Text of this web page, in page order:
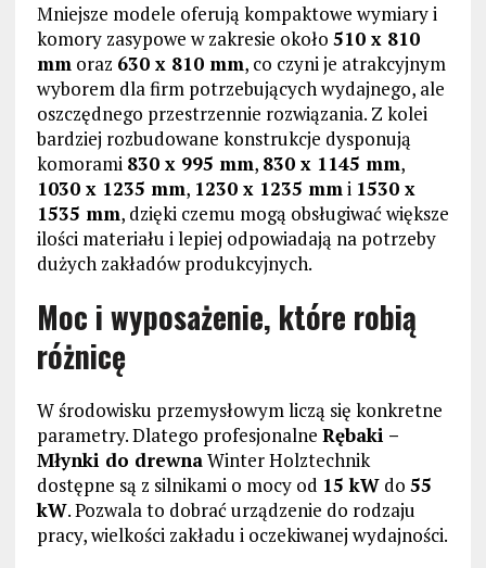
Mniejsze modele oferują kompaktowe wymiary i
komory zasypowe w zakresie około 510 x 810
mmoraz 630 x 810 mm, co czyni je atrakcyjnym
wyborem dla firm potrzebujących wydajnego, ale
oszczędnego przestrzennie rozwiązania. Z kolei
bardziej rozbudowane konstrukcje dysponują
komorami 830 x 995 mm, 830 x 1145 mm,
1030 x 1235 mm, 1230 x 1235 mmi 1530 x
1535 mm, dzięki czemu mogą obsługiwać większe
ilości materiału i lepiej odpowiadają na potrzeby
dużych zakładów produkcyjnych.
Moc i wyposażenie, które robią
różnicę
W środowisku przemysłowym liczą się konkretne
parametry. Dlatego profesjonalne Rębaki –
Młynki do drewnaWinter Holztechnik
dostępne są z silnikami o mocy od 15 kWdo 55
kW. Pozwala to dobrać urządzenie do rodzaju
pracy, wielkości zakładu i oczekiwanej wydajności.